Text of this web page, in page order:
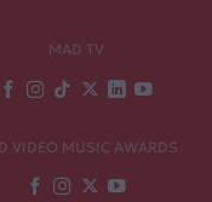
MAD TV
VIDEO MUSIC AWARDS